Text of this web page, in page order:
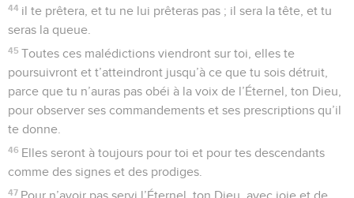
44 il te prêtera, et tu ne lui prêteras pas ; il sera la tête, et tu
seras la queue.
45 Toutes ces malédictions viendront sur toi, elles te
poursuivront et t’atteindront jusqu’à ce que tu sois détruit,
parce que tu n’auras pas obéi à la voix de l’Éternel, ton Dieu,
pour observer ses commandements et ses prescriptions qu’il
te donne.
46 Elles seront à toujours pour toi et pour tes descendants
comme des signes et des prodiges.
47 Pour n’avoir pas servi l’Éternel, ton Dieu, avec joie et de